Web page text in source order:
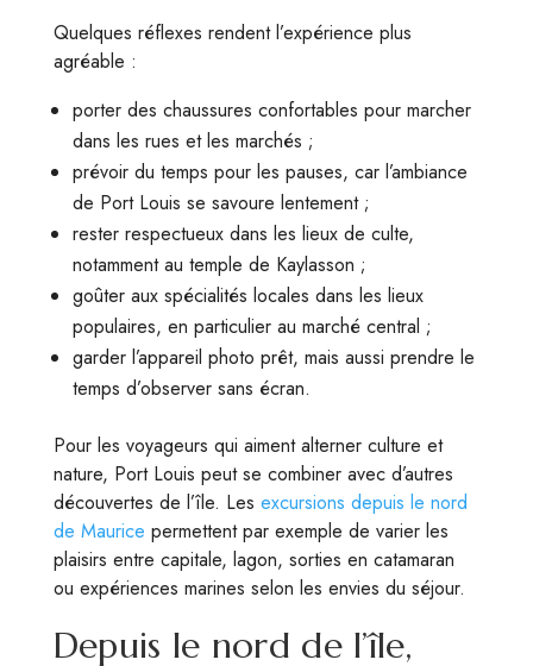
Quelques réflexes rendent l’expérience plus
agréable :
porter des chaussures confortables pour marcher
dans les rues et les marchés ;
prévoir du temps pour les pauses, car l’ambiance
de Port Louis se savoure lentement ;
rester respectueux dans les lieux de culte,
notamment au temple de Kaylasson ;
goûter aux spécialités locales dans les lieux
populaires, en particulier au marché central ;
garder l’appareil photo prêt, mais aussi prendre le
temps d’observer sans écran.
Pour les voyageurs qui aiment alterner culture et
nature, Port Louis peut se combiner avec d’autres
découvertes de l’île. Les excursions depuis le nord
de Maurice permettent par exemple de varier les
plaisirs entre capitale, lagon, sorties en catamaran
ou expériences marines selon les envies du séjour.
Depuis le nord de l’île,